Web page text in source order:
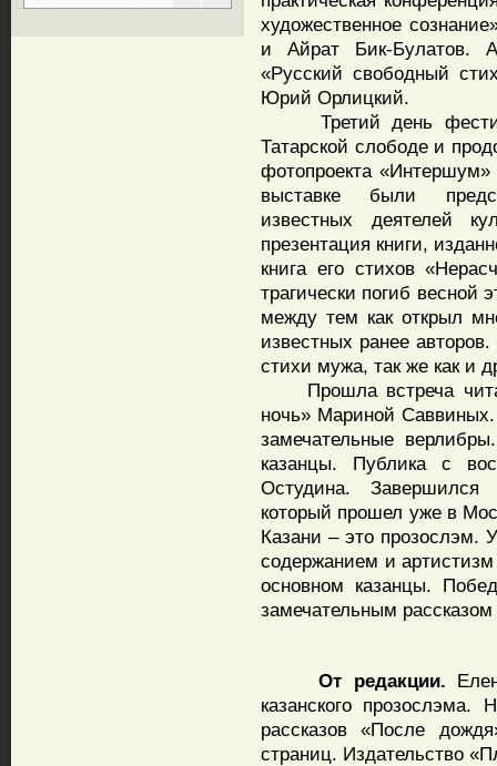
художественное
и Айрат Бик-Булатов.
«Русский свободный
Юрий Орлицкий.
Третий день
Татарской слободе и
фотопроекта
выставке были
известных деятелей
презентация книги,
книга его стихов
трагически погиб весной
между тем как открыл
известных ранее
стихи мужа, так же как и
Прошла встреча
ночь» Мариной
замечательные
казанцы. Публика с
Остудина.
который прошел уже в
Казани – это прозослэм.
содержанием и
основном казанцы.
замечательным
От редакции.
казанского прозослэма.
рассказов «После
страниц. Издательство